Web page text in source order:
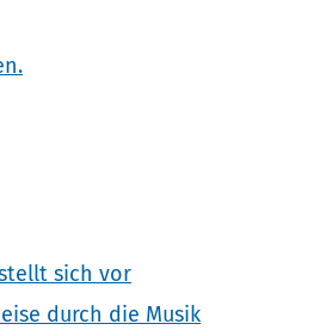
sich vor
durch die Musik